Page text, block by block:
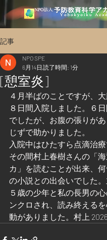
記事
[憩室炎]
NPO SPE
6月14日 読了時間: 1分
４月半ばのことですが、
８日間入院しました。６
でしたが、お腹の張りが
じずで助かりました。
入院中はひたすら点滴治療
その間村上春樹さんの「
カ」を読むことが出来、
の小説との出会いでした。
５歳の少年と私の長男の
ンクロされ、読み終える
動がありました。村上